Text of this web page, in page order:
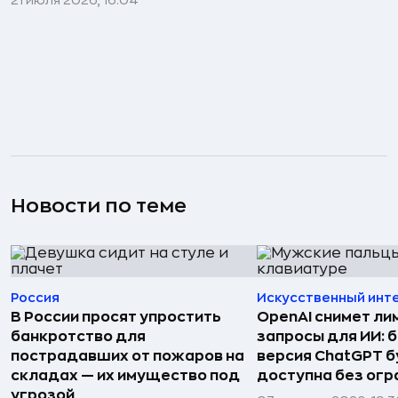
Новости по теме
Россия
В России просят упростить
банкротство для
пострадавших от пожаров на
складах — их имущество под
угрозой
Искусственный
OpenAI снимет
запросы для ИИ:
версия ChatGPT
доступна без